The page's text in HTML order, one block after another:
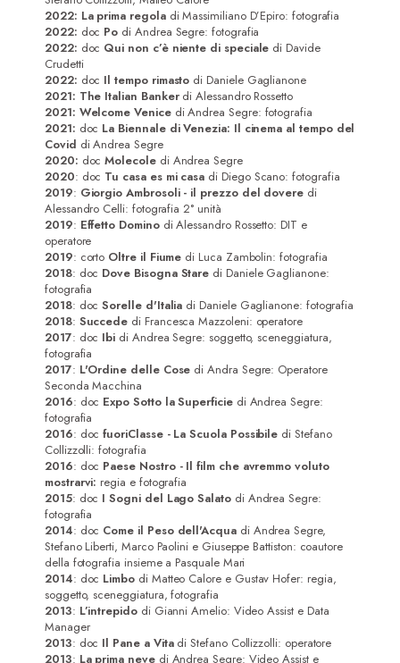
Home
Attrici
Attori
Registi/Sceneggiatori
DoP
Musicisti
Contatti
2022: La prima regola di Massimiliano D’Epiro: fotografia
2022: doc Po di Andrea Segre: fotografia
2022: doc Qui non c’è niente di speciale di Davide
Crudetti
2022: doc Il tempo rimasto di Daniele Gaglianone
2021: The Italian Banker di Alessandro Rossetto
2021: Welcome Venice di Andrea Segre: fotografia
2021: doc La Biennale di Venezia: Il cinema al tempo del
Covid di Andrea Segre
2020: doc Molecole di Andrea Segre
2020: doc Tu casa es mi casa di Diego Scano: fotografia
2019: Giorgio Ambrosoli - il prezzo del dovere di
Alessandro Celli: fotografia 2° unità
2019: Effetto Domino di Alessandro Rossetto: DIT e
operatore
2019: corto Oltre il Fiume di Luca Zambolin: fotografia
2018: doc Dove Bisogna Stare di Daniele Gaglianone:
fotografia
2018: docSorelle d'Italia di Daniele Gaglianone: fotografia
2018: Succede di Francesca Mazzoleni: operatore
2017: doc Ibi di Andrea Segre: soggetto, sceneggiatura,
fotografia
2017: L'Ordine delle Cose di Andra Segre: Operatore
Seconda Macchina
2016: doc Expo Sotto la Superficie di Andrea Segre:
fotografia
2016: docfuoriClasse - La Scuola Possibile di Stefano
Collizzolli: fotografia
2016: doc Paese Nostro - Il film che avremmo voluto
mostrarvi: regia e fotografia
2015: doc I Sogni del Lago Salato di Andrea Segre:
fotografia
2014: doc Come il Peso dell'Acqua di Andrea Segre,
Stefano Liberti, Marco Paolini e Giuseppe Battiston: coautore
della fotografia insieme a Pasquale Mari
2014: doc Limbo di Matteo Calore e Gustav Hofer: regia,
soggetto, sceneggiatura, fotografia
2013: L’intrepido di Gianni Amelio: Video Assist e Data
Manager
2013: doc Il Pane a Vita di Stefano Collizzolli: operatore
2013: La prima neve di Andrea Segre: Video Assist e